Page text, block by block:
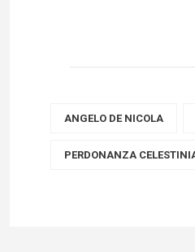
ANGELO DE NICOLA
PERDONANZA